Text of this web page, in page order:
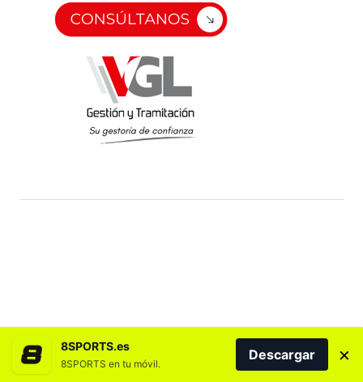
8SPORTS.es
8SPORTS en tu móvil.
Descargar ×